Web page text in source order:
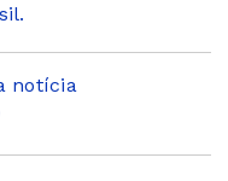
notícia